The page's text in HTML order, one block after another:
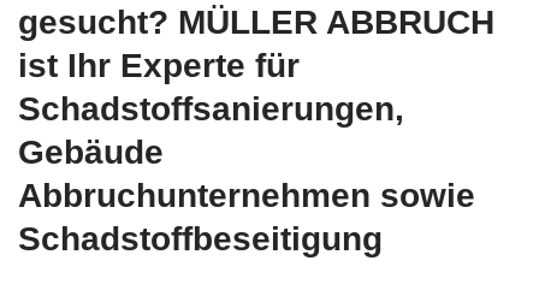
gesucht? MÜLLER ABBRUCH
ist Ihr Experte für
Schadstoffsanierungen,
Gebäude
Abbruchunternehmen sowie
Schadstoffbeseitigung